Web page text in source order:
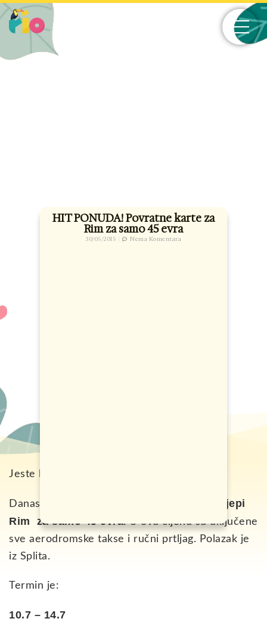
Skip
to
content
HIT PONUDA! Povratne karte za
Rim za samo 45 evra
30/05/2015 Nema Komentara
Jeste li za ljeto u Italiji?
Danas Vam nudimo
povratne karte za preljepi
Rim za samo 45 evra. U ovu cijenu su uključene
sve aerodromske takse i ručni prtljag. Polazak je
iz Splita.
Termin je:
10.7 – 14.7